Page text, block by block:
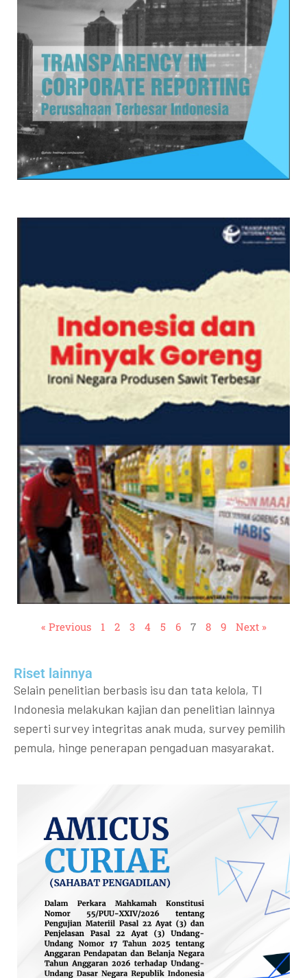
« Previous 1 2 3 4 5 6 7 8 9 Next »
Riset lainnya​​
Selain penelitian berbasis isu dan tata kelola, TI
Indonesia melakukan kajian dan penelitian lainnya
seperti survey integritas anak muda, survey pemilih
pemula, hinge penerapan pengaduan masyarakat.